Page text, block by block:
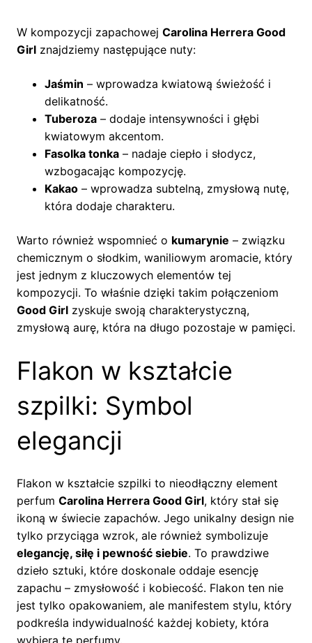
W kompozycji zapachowej Carolina Herrera Good
Girl znajdziemy następujące nuty:
Jaśmin – wprowadza kwiatową świeżość i
delikatność.
Tuberoza – dodaje intensywności i głębi
kwiatowym akcentom.
Fasolka tonka – nadaje ciepło i słodycz,
wzbogacając kompozycję.
Kakao – wprowadza subtelną, zmysłową nutę,
która dodaje charakteru.
Warto również wspomnieć o kumarynie – związku
chemicznym o słodkim, waniliowym aromacie, który
jest jednym z kluczowych elementów tej
kompozycji. To właśnie dzięki takim połączeniom
Good Girl zyskuje swoją charakterystyczną,
zmysłową aurę, która na długo pozostaje w pamięci.
Flakon w kształcie
szpilki: Symbol
elegancji
Flakon w kształcie szpilki to nieodłączny element
perfum Carolina Herrera Good Girl, który stał się
ikoną w świecie zapachów. Jego unikalny design nie
tylko przyciąga wzrok, ale również symbolizuje
elegancję, siłę i pewność siebie. To prawdziwe
dzieło sztuki, które doskonale oddaje esencję
zapachu – zmysłowość i kobiecość. Flakon ten nie
jest tylko opakowaniem, ale manifestem stylu, który
podkreśla indywidualność każdej kobiety, która